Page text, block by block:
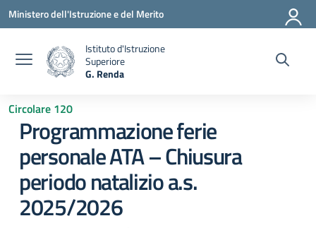
Ministero dell'Istruzione e del Merito
Istituto d'Istruzione
Superiore
G. Renda
Circolare 120
Programmazione ferie
personale ATA – Chiusura
periodo natalizio a.s.
2025/2026